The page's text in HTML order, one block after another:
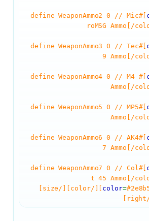
#2e8b57]#define WeaponAmmo2 0 // Mic
roMSG Ammo[/
#2e8b57]#define WeaponAmmo3 0 // Tec
9 Ammo[/
#2e8b57]#define WeaponAmmo4 0 // M4
Ammo[/
#2e8b57]#define WeaponAmmo5 0 // MP5
Ammo[/
#2e8b57]#define WeaponAmmo6 0 // AK4
7 Ammo[/
#2e8b57]#define WeaponAmmo7 0 // Col
t 45 Ammo[/
color=